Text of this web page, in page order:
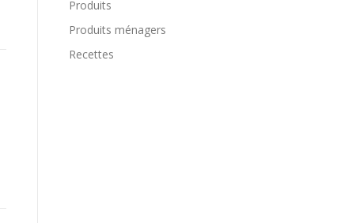
Produits
Produits ménagers
Recettes